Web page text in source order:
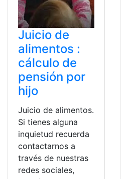
Juicio de
alimentos :
cálculo de
pensión por
hijo
Juicio de alimentos.
Si tienes alguna
inquietud recuerda
contactarnos a
través de nuestras
redes sociales,